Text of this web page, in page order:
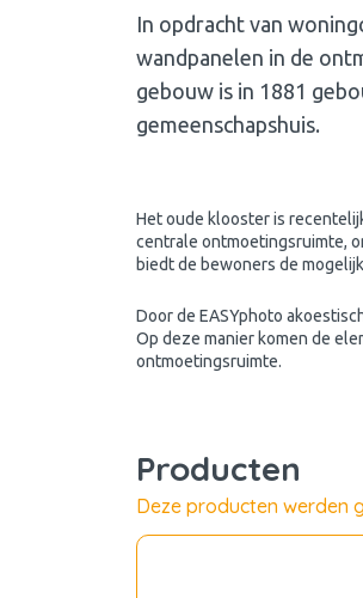
In opdracht van
wandpanelen in de
gebouw is in 1881
gemeenschapshuis.
Het oude klooster is
centrale ontmoetingsruimte,
biedt de bewoners de
Door de EASYphoto
Op deze manier komen de
ontmoetingsruimte.
Producten
Deze producten werden